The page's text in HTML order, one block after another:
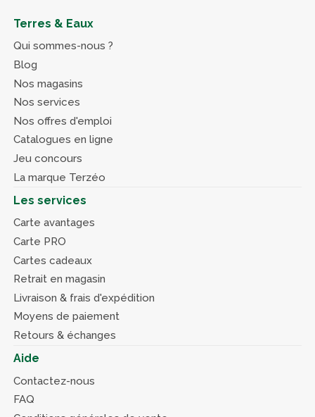
Terres & Eaux
Qui sommes-nous ?
Blog
Nos magasins
Nos services
Nos offres d'emploi
Catalogues en ligne
Jeu concours
La marque Terzéo
Les services
Carte avantages
Carte PRO
Cartes cadeaux
Retrait en magasin
Livraison & frais d'expédition
Moyens de paiement
Retours & échanges
Aide
Contactez-nous
FAQ